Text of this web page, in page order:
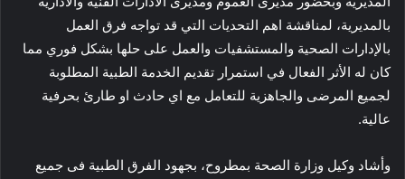
بالمديرية، لمناقشة اهم التحديات التي قد تواجه فرق العمل
بالإدارات الصحية والمستشفيات والعمل على حلها بشكل فوري مما
كان له الأثر الفعال في استمرار تقديم الخدمة الطبية المطلوبة
لجميع المرضى والجاهزية للتعامل مع اي حادث او طارئ بحرفية
عالية.
وأشاد وكيل وزارة الصحة بمطروح، بجهود الفرق الطبية فى جميع